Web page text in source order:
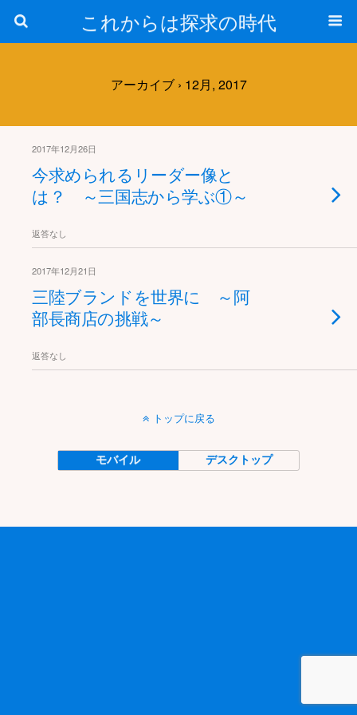
これからは探求の時代
アーカイブ › 12月, 2017
2017年12月26日
今求められるリーダー像と
は？ ～三国志から学ぶ①～
返答なし
2017年12月21日
三陸ブランドを世界に ～阿
部長商店の挑戦～
返答なし
トップに戻る
モバイル デスクトップ